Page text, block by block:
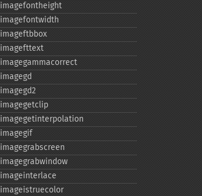
imagefontheight
imagefontwidth
imageftbbox
imagefttext
imagegammacorrect
imagegd
imagegd2
imagegetclip
imagegetinterpolation
imagegif
imagegrabscreen
imagegrabwindow
imageinterlace
imageistruecolor